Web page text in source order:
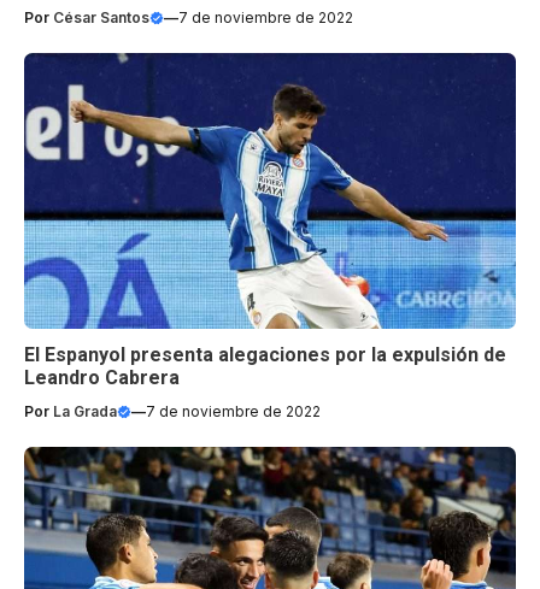
Por César Santos —7 de noviembre de 2022
El Espanyol presenta alegaciones por la expulsión de
Leandro Cabrera
Por La Grada —7 de noviembre de 2022